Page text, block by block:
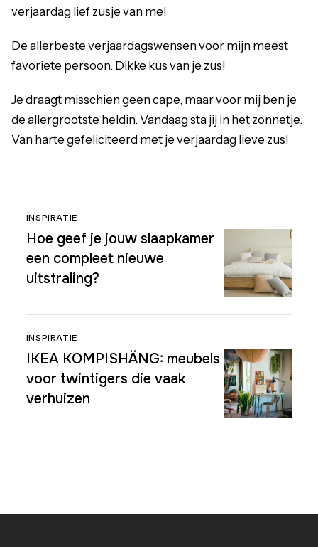
verjaardag lief zusje van me!
De allerbeste verjaardagswensen voor mijn meest
favoriete persoon. Dikke kus van je zus!
Je draagt misschien geen cape, maar voor mij ben je
de allergrootste heldin. Vandaag sta jij in het zonnetje.
Van harte gefeliciteerd met je verjaardag lieve zus!
INSPIRATIE
Hoe geef je jouw slaapkamer
een compleet nieuwe
uitstraling?
INSPIRATIE
IKEA KOMPISHÄNG: meubels
voor twintigers die vaak
verhuizen